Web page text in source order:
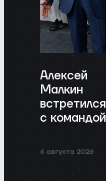
Алексей
Малкин
встретился
с командой
6 августа 2026